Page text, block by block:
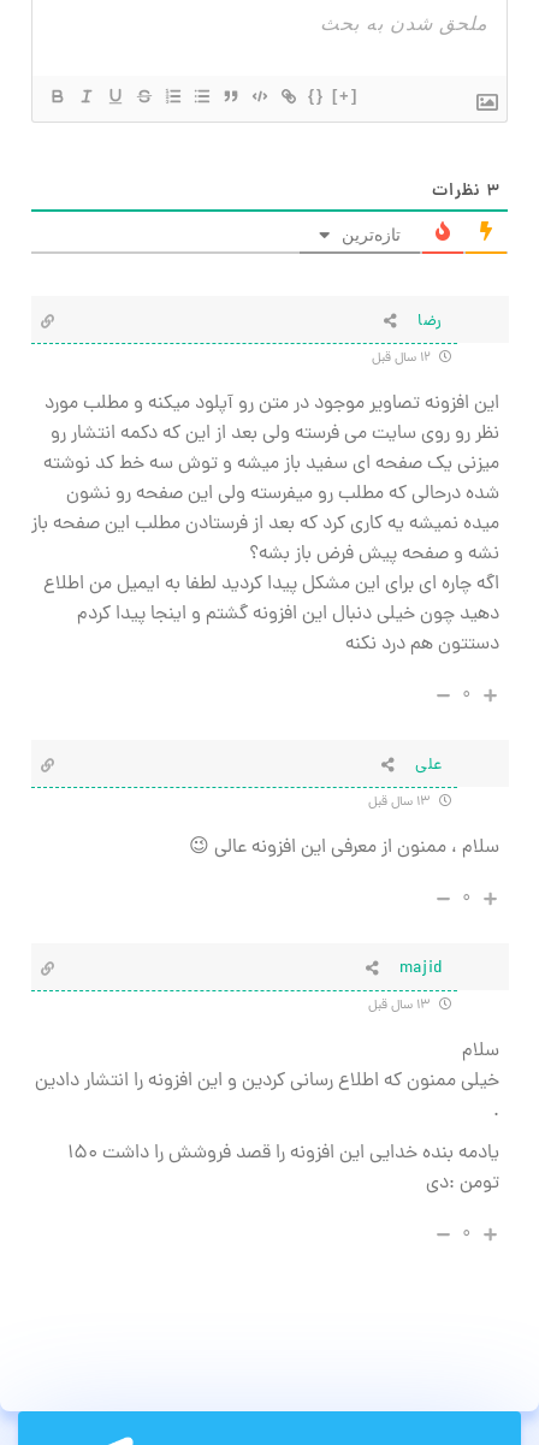
{} [+]
۳ نظرات
تازه‌ترین
رضا
این افزونه تصاویر موجود در متن رو آپلود میکنه و مطلب مورد
نظر رو روی سایت می فرسته ولی بعد از این که دکمه انتشار رو
میزنی یک صفحه ای سفید باز میشه و توش سه خط کد نوشته
شده درحالی که مطلب رو میفرسته ولی این صفحه رو نشون
میده نمیشه یه کاری کرد که بعد از فرستادن مطلب این صفحه باز
نشه و صفحه پیش فرض باز بشه؟
اگه چاره ای برای این مشکل پیدا کردید لطفا به ایمیل من اطلاع
دهید چون خیلی دنبال این افزونه گشتم و اینجا پیدا کردم
دستتون هم درد نکنه
۰
علی
سلام ، ممنون از معرفی این افزونه عالی 😉
۰
majid
سلام
خیلی ممنون که اطلاع رسانی کردین و این افزونه را انتشار دادین
.
یادمه بنده خدایی این افزونه را قصد فروشش را داشت ۱۵۰
تومن :دی
۰